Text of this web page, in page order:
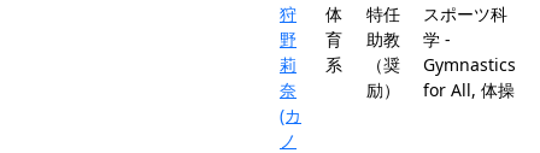
狩
野
莉
奈
(カ
ノ
体
育
系
特任
助教
（奨
励）
スポーツ科
学 -
Gymnastics
for All, 体操